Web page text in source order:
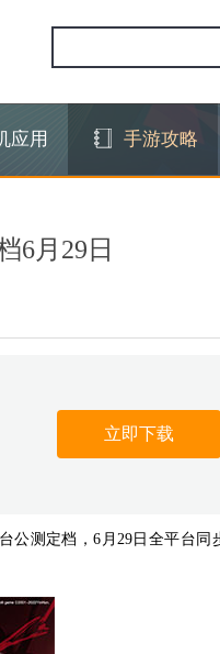
应用 手游攻略
6月29日
立即下载
测定档，6月29日全平台同